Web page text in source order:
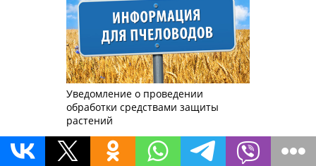
Уведомление о проведении
обработки средствами защиты
растений
ВОЕННАЯ СПЕЦОПЕРАЦИЯ НА
УКРАИНЕ